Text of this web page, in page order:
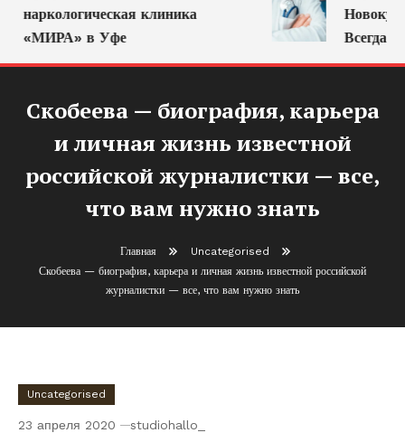
наркологическая клиника
«МИРА» в Уфе
Всегда
Скобеева — биография, карьера
и личная жизнь известной
российской журналистки — все,
что вам нужно знать
Главная
Uncategorised
Скобеева — биография, карьера и личная жизнь известной российской
журналистки — все, что вам нужно знать
Uncategorised
23 апреля 2020 studiohallo_